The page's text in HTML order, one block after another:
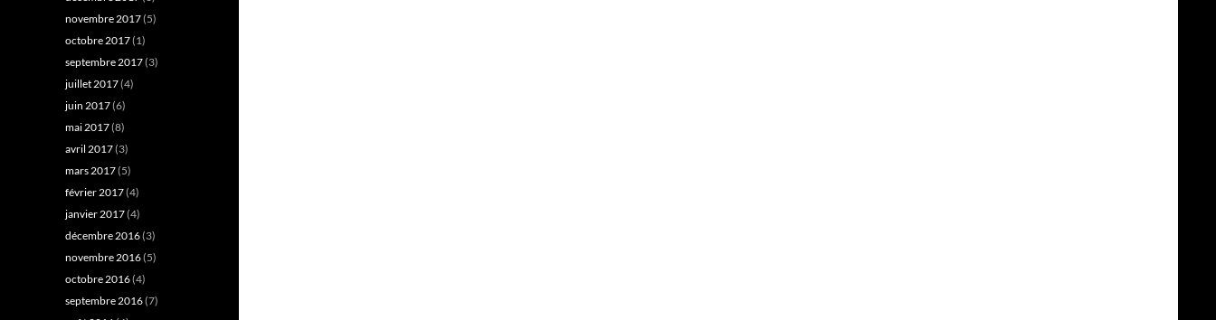
novembre 2017(5)
octobre 2017(1)
septembre 2017(3)
juillet 2017(4)
juin 2017(6)
mai 2017(8)
avril 2017(3)
mars 2017(5)
février 2017(4)
janvier 2017(4)
décembre 2016(3)
novembre 2016(5)
octobre 2016(4)
septembre 2016(7)